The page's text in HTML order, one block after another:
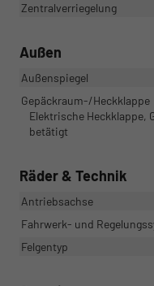
Zentralverriegelung
Außen
Außenspiegel
Gepäckraum-/Heckklappe
Elektrische Heckklappe,
betätigt
Räder & Technik
Antriebsachse
Fahrwerk- und
Felgentyp